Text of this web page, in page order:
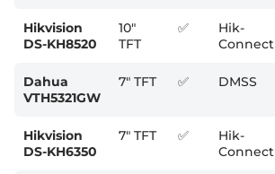
Hikvision
DS-KH8520
10"
TFT
✅
Hik-
Connect
Dahua
VTH5321GW
7" TFT ✅ DMSS
Hikvision
DS-KH6350
7" TFT ✅
Hik-
Connect